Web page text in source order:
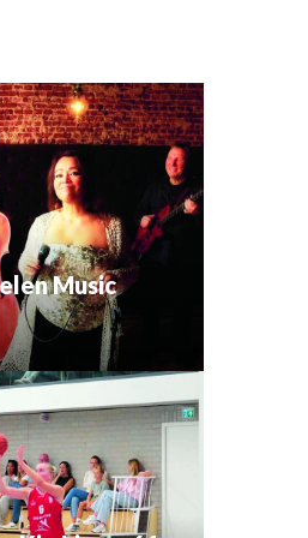
Music